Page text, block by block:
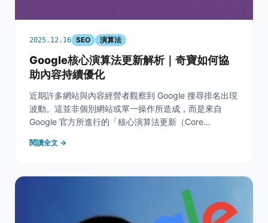
2025.12.16 SEO 演算法
Google核心演算法更新解析｜奇寶如何協
助內容持續優化
近期許多網站與內容經營者觀察到 Google 搜尋排名出現
波動。這並非個別網站或單一操作所造成，而是來自
Google 官方所進行的「核心演算法更新（Core
算法近期調整的方向 本次更新的核心目的 Google 如何
閱讀全文 →